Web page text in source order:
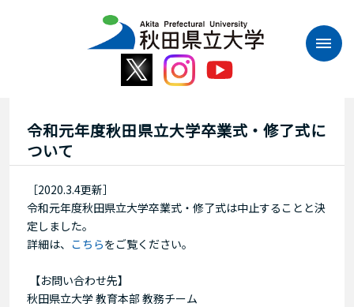
令和元年度秋田県立大学卒業式・修了式に
ついて
［2020.3.4更新］
令和元年度秋田県立大学卒業式・修了式は中止することと決
定しました。
詳細は、 こちらをご覧ください。
【お問い合わせ先】
秋田県立大学 教育本部 教務チーム